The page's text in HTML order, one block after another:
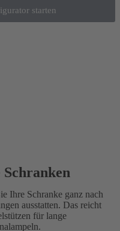
starten
Ihre Schranke ganz nach
ausstatten. Das reicht
für lange